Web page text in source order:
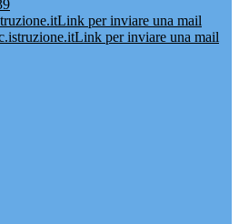
Link per inviare una mail
Link per inviare una mail